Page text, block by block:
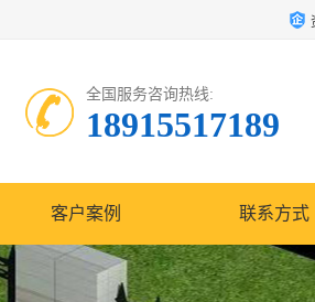
全国服务咨询热线:
18915517189
客户案例 联系方式